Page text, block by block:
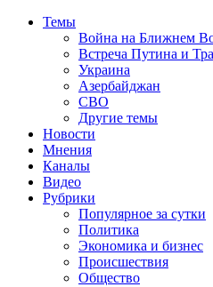
Темы
Война на Ближнем
Встреча Путина и
Украина
Азербайджан
СВО
Другие темы
Новости
Мнения
Каналы
Видео
Рубрики
Популярное за сутки
Политика
Экономика и бизнес
Происшествия
Общество